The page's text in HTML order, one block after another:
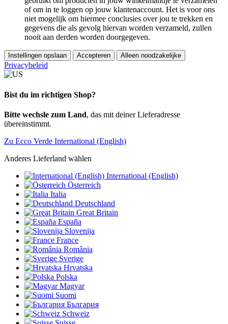
of om in te loggen op jouw klantenaccount. Het is voor ons
niet mogelijk om hiermee conclusies over jou te trekken en
gegevens die als gevolg hiervan worden verzameld, zullen
nooit aan derden worden doorgegeven.
Instellingen opslaan Accepteren Alleen noodzakelijke
Privacybeleid
Bist du im richtigen Shop?
Bitte wechsle zum Land, das mit deiner Lieferadresse
übereinstimmt.
Zu Ecco Verde International (English)
Anderes Lieferland wählen
International (English)
Österreich
Italia
Deutschland
Great Britain
España
Slovenija
France
România
Sverige
Hrvatska
Polska
Magyar
Suomi
България
Schweiz